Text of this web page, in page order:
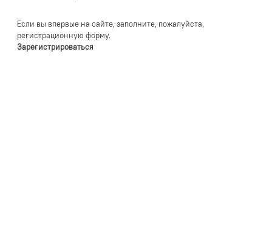
Если вы впервые на сайте, заполните, пожалуйста,
регистрационную форму.
Зарегистрироваться